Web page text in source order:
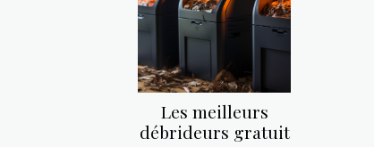
Les meilleurs
débrideurs gratuit